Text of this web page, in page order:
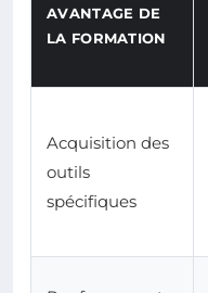
AVANTAGE DE
LA FORMATION
Acquisition des
outils
spécifiques